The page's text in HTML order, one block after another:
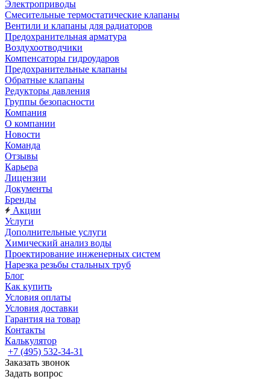
Электроприводы
Смесительные термостатические клапаны
Вентили и клапаны для радиаторов
Предохранительная арматура
Воздухоотводчики
Компенсаторы гидроударов
Предохранительные клапаны
Обратные клапаны
Редукторы давления
Группы безопасности
Компания
О компании
Новости
Команда
Отзывы
Карьера
Лицензии
Документы
Бренды
Акции
Услуги
Дополнительные услуги
Химический анализ воды
Проектирование инженерных систем
Нарезка резьбы стальных труб
Блог
Как купить
Условия оплаты
Условия доставки
Гарантия на товар
Контакты
Калькулятор
+7 (495) 532‑34‑31
Заказать звонок
Задать вопрос